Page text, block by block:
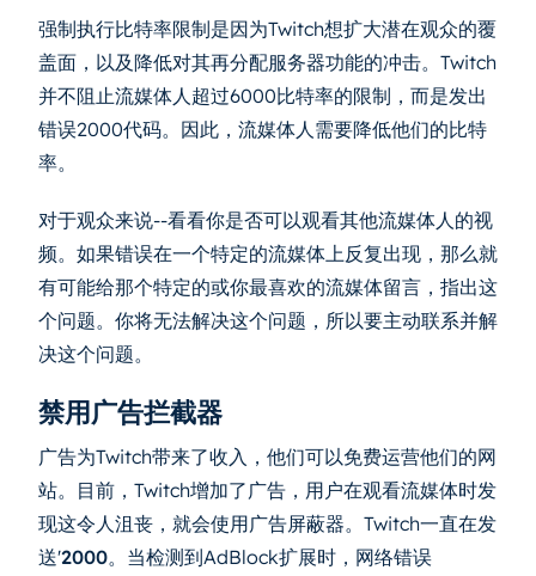
强制执行比特率限制是因为Twitch想扩大潜在观众的覆
盖面，以及降低对其再分配服务器功能的冲击。Twitch
并不阻止流媒体人超过6000比特率的限制，而是发出
错误2000代码。因此，流媒体人需要降低他们的比特
率。
对于观众来说--看看你是否可以观看其他流媒体人的视
频。如果错误在一个特定的流媒体上反复出现，那么就
有可能给那个特定的或你最喜欢的流媒体留言，指出这
个问题。你将无法解决这个问题，所以要主动联系并解
决这个问题。
禁用广告拦截器
广告为Twitch带来了收入，他们可以免费运营他们的网
站。目前，Twitch增加了广告，用户在观看流媒体时发
现这令人沮丧，就会使用广告屏蔽器。Twitch一直在发
送'2000。 当检测到AdBlock扩展时， 网络错误